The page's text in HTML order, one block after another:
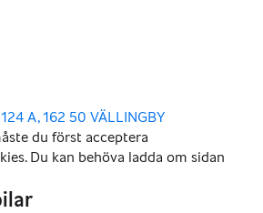
A, 162 50 VÄLLINGBY